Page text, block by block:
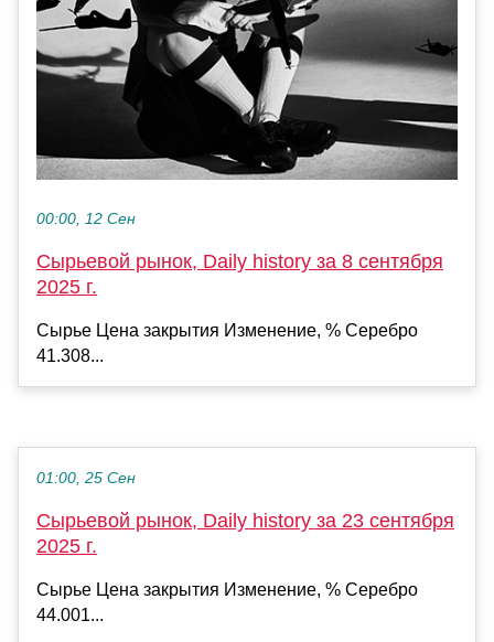
00:00, 12 Сен
Сырьевой рынок, Daily history за 8 сентября
2025 г.
Сырье Цена закрытия Изменение, % Серебро
41.308...
01:00, 25 Сен
Сырьевой рынок, Daily history за 23 сентября
2025 г.
Сырье Цена закрытия Изменение, % Серебро
44.001...